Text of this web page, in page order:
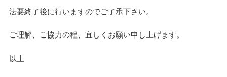
法要終了後に行いますのでご了承下さい。
ご理解、ご協力の程、宜しくお願い申し上げます。
以上